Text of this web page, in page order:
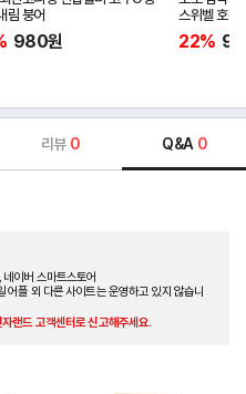
림 붕어
980원
스위벨 호래
22%
리뷰 0 Q&A 0
이버 스마트스토어
플 외 다른 사이트는 운영하고 있지 않습니
자랜드 고객센터로 신고해주세요.